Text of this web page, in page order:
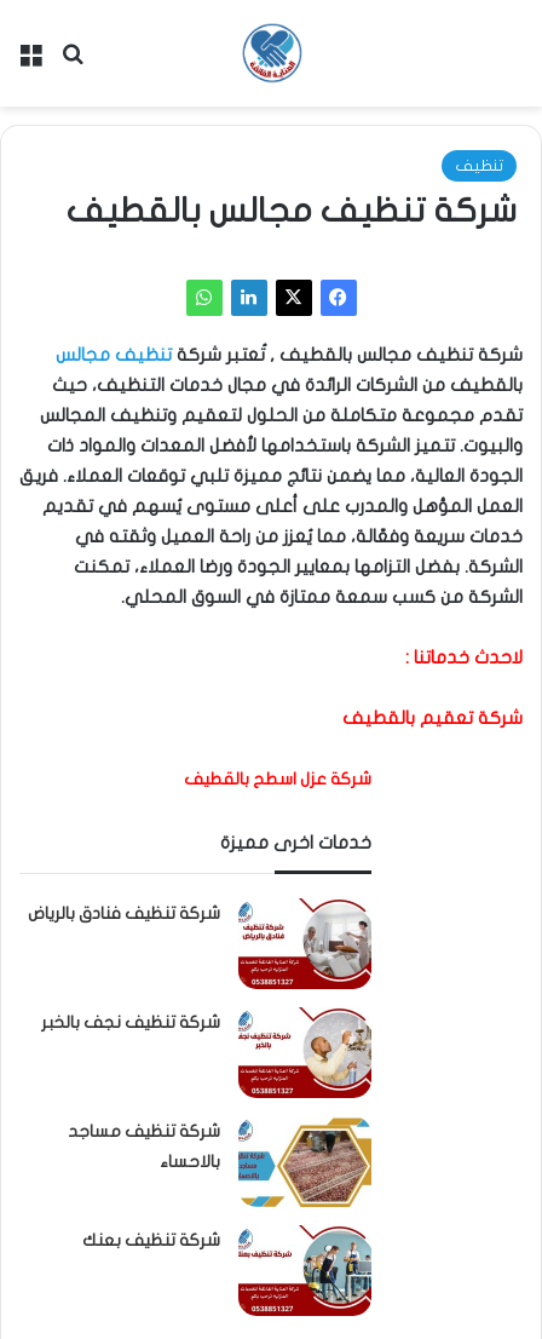
بحث
تنظيف
شركة تنظيف مجالس بالقطيف
شركة تنظيف مجالس بالقطيف , تُعتبر شركةتنظيف مجالس
بالقطيف من الشركات الرائدة في مجال خدمات التنظيف، حيث
تقدم مجموعة متكاملة من الحلول لتعقيم وتنظيف المجالس
والبيوت. تتميز الشركة باستخدامها لأفضل المعدات والمواد ذات
الجودة العالية، مما يضمن نتائج مميزة تلبي توقعات العملاء. فريق
العمل المؤهل والمدرب على أعلى مستوى يُسهم في تقديم
خدمات سريعة وفعّالة، مما يُعزز من راحة العميل وثقته في
الشركة. بفضل التزامها بمعايير الجودة ورضا العملاء، تمكنت
الشركة من كسب سمعة ممتازة في السوق المحلي.
لاحدث خدماتنا :
شركة تعقيم بالقطيف
شركة عزل اسطح بالقطيف
خدمات اخرى مميزة
شركة تنظيف فنادق بالرياض
شركة تنظيف نجف بالخبر
شركة تنظيف مساجد
بالاحساء
شركة تنظيف بعنك